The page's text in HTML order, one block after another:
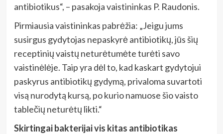
antibiotikus“, – pasakoja vaistininkas P. Raudonis.
Pirmiausia vaistininkas pabrėžia: „Jeigu jums
susirgus gydytojas nepaskyrė antibiotikų, jūs šių
receptinių vaistų neturėtumėte turėti savo
vaistinėlėje. Taip yra dėl to, kad kaskart gydytojui
paskyrus antibiotikų gydymą, privaloma suvartoti
visą nurodytą kursą, po kurio namuose šio vaisto
tablečių neturėtų likti.“
Skirtingai bakterijai vis kitas antibiotikas